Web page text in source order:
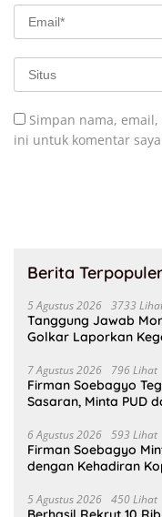
Simpan nama,
ini untuk komentar
Berita
5 Agustus 2026 3733
Tanggung Jawab
Golkar Laporkan
7 Agustus 2026 796 Lihat
Firman Soebagyo
Sasaran, Minta PUD
6 Agustus 2026 593 Lihat
Firman Soebagyo
dengan Kehadiran
5 Agustus 2026 450 Lihat